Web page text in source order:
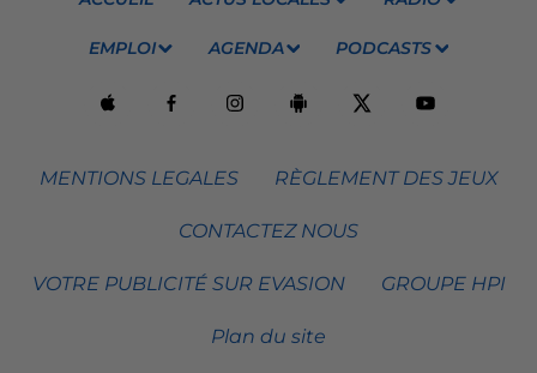
EMPLOI AGENDA PODCASTS
MENTIONS LEGALES RÈGLEMENT DES JEUX
CONTACTEZ NOUS
VOTRE PUBLICITÉ SUR EVASION GROUPE HPI
Plan du site